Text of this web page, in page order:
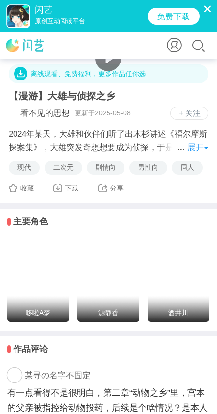
闪艺
原创互动阅读平台 免费下载
5.6万字 · 1.3万人气 · 230.8M · 11.9万贡献值
离线观看、免费福利，更多作品任你选
【漫游】大雄与侦探之乡
+ 关注
看不见的思想 更新于2025-05-08
2024年某天，大雄和伙伴们听了出木杉讲述《福尔摩斯
探案集》，大雄突发奇想想要成为侦探，于是拜托哆啦
离的案件，大雄和伙伴们能否拨开层层迷雾揭开真
展开
现代 二次元 剧情向 男性向 同人
收藏 下载 分享
主要角色
哆啦A梦 源静香 酒井川
作品评论
某寻の名字不固定
有一点看得不是很明白，第二章“动物之乡”里，宫本
的父亲被指控给动物投药，后续是个啥情况？是本人